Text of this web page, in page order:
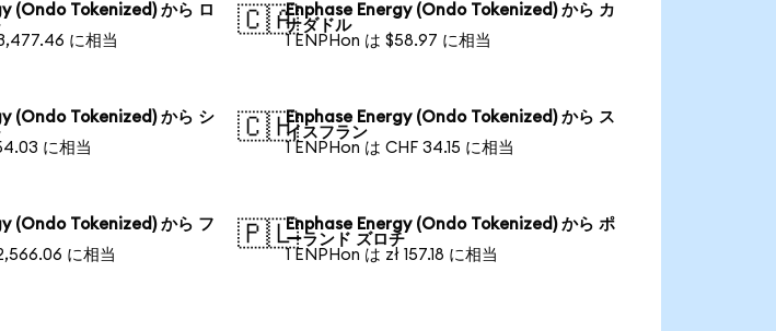
(Ondo Tokenized) から ロ
に相当
🇨🇦Enphase Energy (Ondo Tokenized) から カ
ナダドル
1 ENPHon は $58.97 に相当
(Ondo Tokenized) から シ
に相当
🇨🇭Enphase Energy (Ondo Tokenized) から ス
イスフラン
1 ENPHon は CHF 34.15 に相当
(Ondo Tokenized) から フ
に相当
🇵🇱Enphase Energy (Ondo Tokenized) から ポ
ーランド ズロチ
1 ENPHon は zł 157.18 に相当